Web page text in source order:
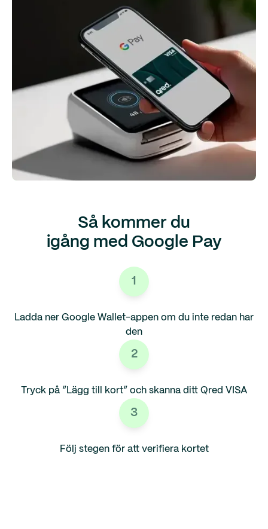
Så kommer du
igång med Google Pay
1
Ladda ner Google Wallet-appen om du inte redan har
den
2
Tryck på ”Lägg till kort” och skanna ditt Qred VISA
3
Följ stegen för att verifiera kortet